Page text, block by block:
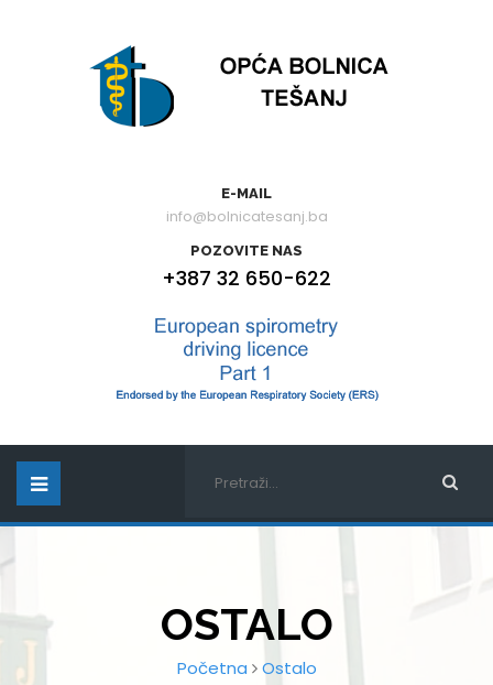
E-MAIL
info@bolnicatesanj.ba
POZOVITE NAS
+387 32 650-622
OSTALO
Početna Ostalo